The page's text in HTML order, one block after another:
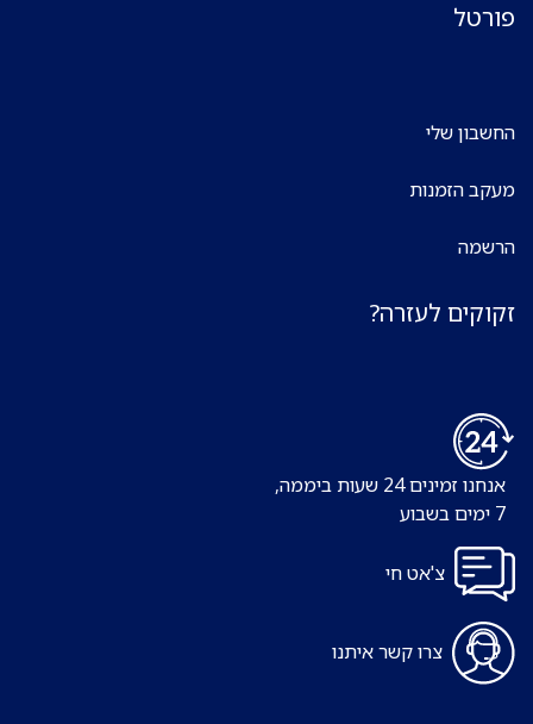
פורטל
החשבון שלי
מעקב הזמנות
הרשמה
זקוקים לעזרה?
אנחנו זמינים 24 שעות ביממה,
צ'אט חי
צרו קשר איתנו